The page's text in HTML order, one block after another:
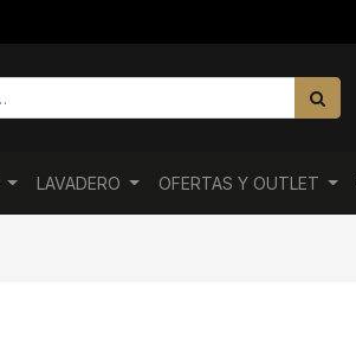
LAVADERO OFERTAS Y OUTLET